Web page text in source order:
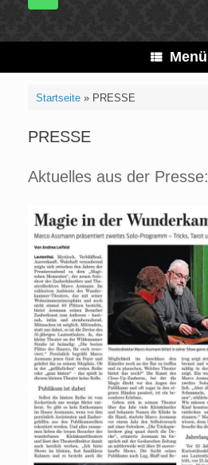
Menü
Startseite» PRESSE
PRESSE
Aktuelles aus der Presse: